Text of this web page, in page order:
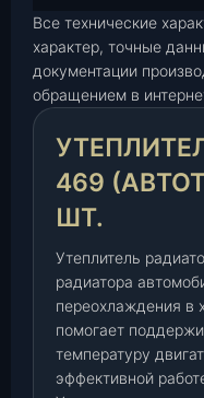
п
л
и
т
л
а
о
р
Все технические
характер, точные
документации
обращением в
469
ШТ.
Утеплитель
радиатора
переохлаждения в
помогает
температуру
эффективной